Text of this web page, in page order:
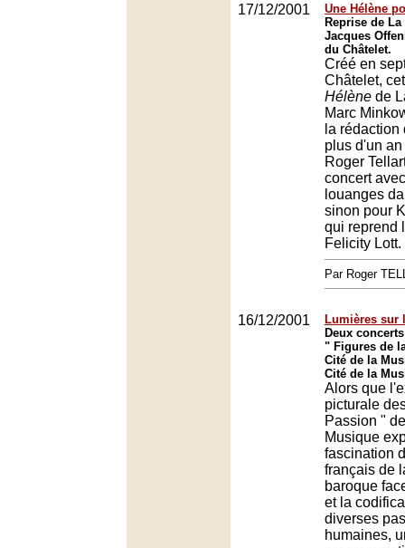
17/12/2001
Une Hélène
Reprise de
Jacques
du Châtelet.
Créé en
Châtelet,
Hélène de
Marc
la
plus d'un
Roger
concert
louanges
sinon pour
qui reprend
Felicity Lott.
Par Roger
16/12/2001
Lumières sur
Deux
" Figures de
Cité de la
Cité de la
Alors que
picturale
Passion "
Musique
fascination
français de
baroque
et la
diverses
humaines,